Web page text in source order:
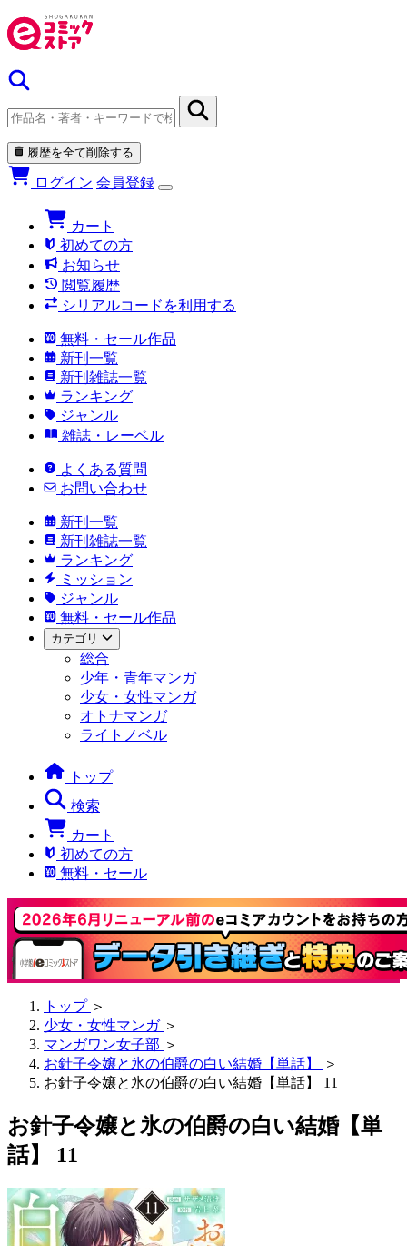
履歴を全て削除する
ログイン 会員登録
カート
初めての方
お知らせ
閲覧履歴
シリアルコードを利用する
無料・セール作品
新刊一覧
新刊雑誌一覧
ランキング
ジャンル
雑誌・レーベル
よくある質問
お問い合わせ
新刊一覧
新刊雑誌一覧
ランキング
ミッション
ジャンル
無料・セール作品
カテゴリ
総合
少年・青年マンガ
少女・女性マンガ
オトナマンガ
ライトノベル
トップ
検索
カート
初めての方
無料・セール
トップ ＞
少女・女性マンガ ＞
マンガワン女子部 ＞
お針子令嬢と氷の伯爵の白い結婚【単話】
＞
お針子令嬢と氷の伯爵の白い結婚【単話】 11
お針子令嬢と氷の伯爵の白い結婚【単
話】 11